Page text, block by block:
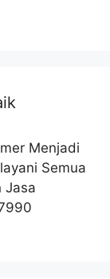
Menjadi
Semua
Jasa